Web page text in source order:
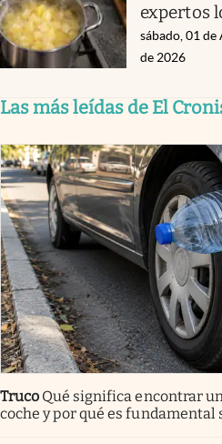
expertos
sábado, 01 de
de 2026
Las más leídas de El
Truco Qué significa encontrar
coche y por qué es fundamental